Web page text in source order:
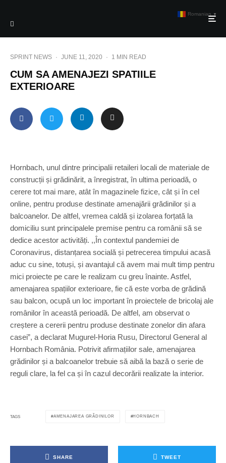
SPRINT NEWS · JUNE 11, 2020 · 1 MIN READ
CUM SA AMENAJEZI SPATIILE
EXTERIOARE
Hornbach, unul dintre principalii retaileri locali de materiale de
construcții și grădinărit, a înregistrat, în ultima perioadă, o
cerere tot mai mare, atât în magazinele fizice, cât și în cel
online, pentru produse destinate amenajării grădinilor și a
balcoanelor. De altfel, vremea caldă și izolarea forțată la
domiciliu sunt principalele premise pentru ca românii să se
dedice acestor activități. ,,În contextul pandemiei de
Coronavirus, distanțarea socială și petrecerea timpului acasă
aduc cu sine, totuși, și avantajul că avem mai mult timp pentru
mici proiecte pe care le realizam cu greu înainte. Astfel,
amenajarea spațiilor exterioare, fie că este vorba de grădină
sau balcon, ocupă un loc important în proiectele de bricolaj ale
românilor în această perioadă. De altfel, am observat o
creștere a cererii pentru produse destinate zonelor din afara
casei”, a declarat Mugurel-Horia Rusu, Directorul General al
Hornbach România. Potrivit afirmațiilor sale, amenajarea
grădinilor și a balcoanelor trebuie să aibă la bază o serie de
reguli clare, la fel ca și în cazul decorării realizate la interior.
TAGS AMENAJAREA GRĂDINILOR HORNBACH
SHARE TWEET
Romanian ▼